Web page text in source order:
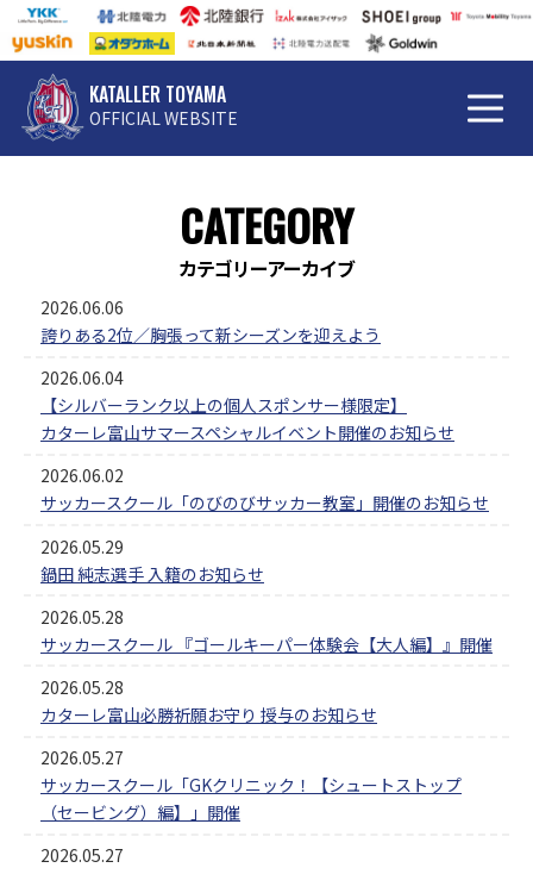
KATALLER TOYAMA
OFFICIAL WEBSITE
CATEGORY
カテゴリーアーカイブ
2026.06.06
誇りある2位／胸張って新シーズンを迎えよう
2026.06.04
【シルバーランク以上の個人スポンサー様限定】
カターレ富山サマースペシャルイベント開催のお知らせ
2026.06.02
サッカースクール「のびのびサッカー教室」開催のお知らせ
2026.05.29
鍋田 純志選手 入籍のお知らせ
2026.05.28
サッカースクール 『ゴールキーパー体験会【大人編】』開催
2026.05.28
カターレ富山必勝祈願お守り 授与のお知らせ
2026.05.27
サッカースクール「GKクリニック！【シュートストップ
（セービング）編】」開催
2026.05.27